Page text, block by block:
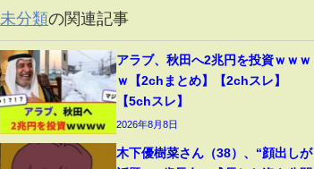
未分類の関連記事
アラブ、秋田へ2兆円を投資ｗｗｗ
ｗ【2chまとめ】【2chスレ】
【5chスレ】
2026年8月8日
木下優樹菜さん（38）、“顔出しが